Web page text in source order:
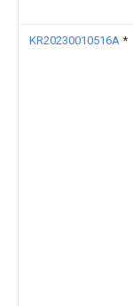
KR20230010516A *